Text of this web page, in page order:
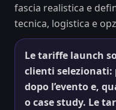
fascia realistica e
tecnica, logistica e
Le tariffe launch
clienti selezionati:
dopo l’evento e,
o case study. Le